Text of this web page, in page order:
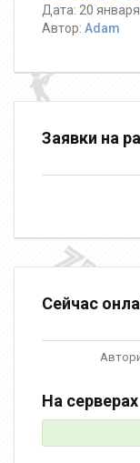
Дата: 20
Автор: Adam
Заявки на
Сейчас
На серверах